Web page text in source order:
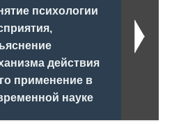
психологии
действия
применение в
науке